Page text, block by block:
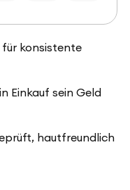
konsistente
Einkauf sein Geld
hautfreundlich